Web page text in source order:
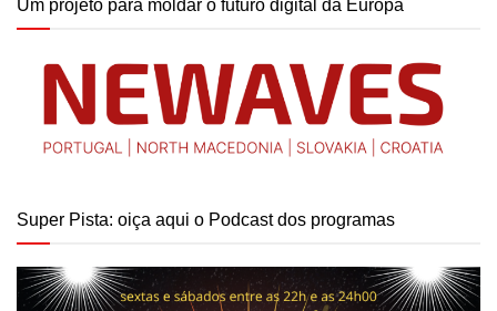
Um projeto para moldar o futuro digital da Europa
Super Pista: oiça aqui o Podcast dos programas